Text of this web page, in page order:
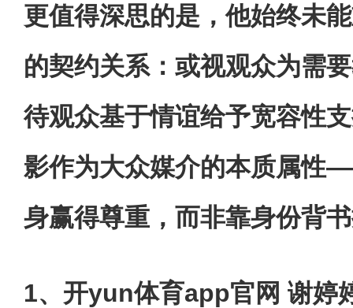
更值得深思的是，他始终未
的契约关系：或视观众为需
待观众基于情谊给予宽容性
影作为大众媒介的本质属性
身赢得尊重，而非靠身份背
1、开yun体育app官网 谢婷